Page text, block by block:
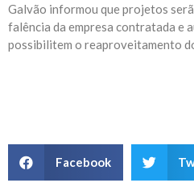
Galvão informou que projetos
falência da empresa contratada e
possibilitem o reaproveitamento
Facebook